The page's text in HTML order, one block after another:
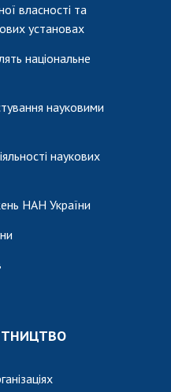
власності та
установах
національне
науковими
наукових
НАН України